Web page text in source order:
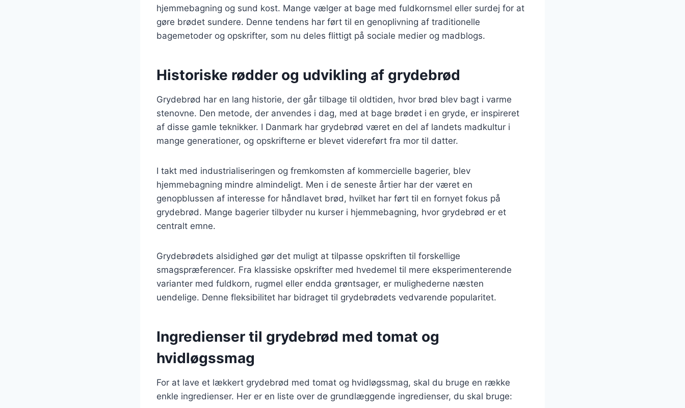
hjemmebagning og sund kost. Mange vælger at bage med fuldkornsmel eller surdej for at
gøre brødet sundere. Denne tendens har ført til en genoplivning af traditionelle
bagemetoder og opskrifter, som nu deles flittigt på sociale medier og madblogs.
Historiske rødder og udvikling af grydebrød
Grydebrød har en lang historie, der går tilbage til oldtiden, hvor brød blev bagt i varme
stenovne. Den metode, der anvendes i dag, med at bage brødet i en gryde, er inspireret
af disse gamle teknikker. I Danmark har grydebrød været en del af landets madkultur i
mange generationer, og opskrifterne er blevet videreført fra mor til datter.
I takt med industrialiseringen og fremkomsten af kommercielle bagerier, blev
hjemmebagning mindre almindeligt. Men i de seneste årtier har der været en
genopblussen af interesse for håndlavet brød, hvilket har ført til en fornyet fokus på
grydebrød. Mange bagerier tilbyder nu kurser i hjemmebagning, hvor grydebrød er et
centralt emne.
Grydebrødets alsidighed gør det muligt at tilpasse opskriften til forskellige
smagspræferencer. Fra klassiske opskrifter med hvedemel til mere eksperimenterende
varianter med fuldkorn, rugmel eller endda grøntsager, er mulighederne næsten
uendelige. Denne fleksibilitet har bidraget til grydebrødets vedvarende popularitet.
Ingredienser til grydebrød med tomat og
hvidløgssmag
For at lave et lækkert grydebrød med tomat og hvidløgssmag, skal du bruge en række
enkle ingredienser. Her er en liste over de grundlæggende ingredienser, du skal bruge: